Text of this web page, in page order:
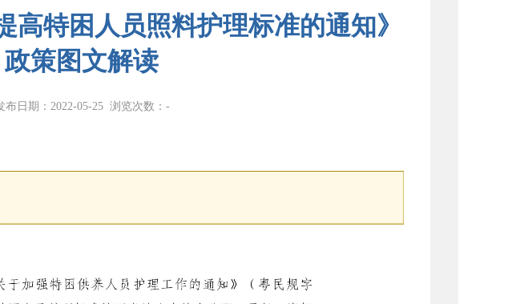
高特困人员照料护理标准的通知》
政策图文解读
布日期：2022-05-25 浏览次数： -